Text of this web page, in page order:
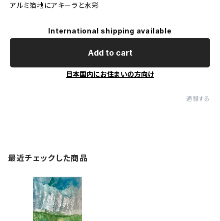
アルミ箔地にアキーラと水彩
International shipping available
Add to cart
日本国内にお住まいの方向け
通報する
最近チェックした商品